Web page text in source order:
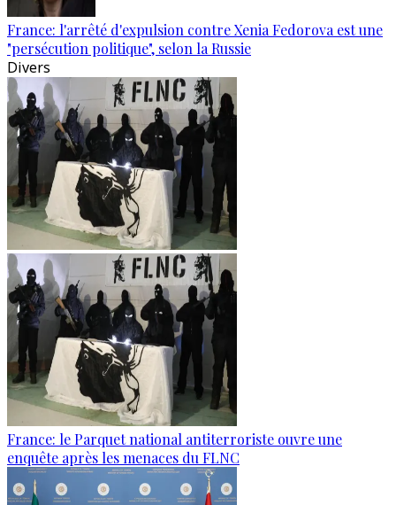
France: l'arrêté d'expulsion contre Xenia Fedorova est une
"persécution politique", selon la Russie
Divers
France: le Parquet national antiterroriste ouvre une
enquête après les menaces du FLNC